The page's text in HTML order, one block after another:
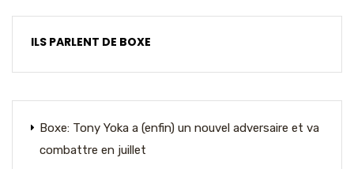
ILS PARLENT DE BOXE
Boxe: Tony Yoka a (enfin) un nouvel adversaire et va
combattre en juillet